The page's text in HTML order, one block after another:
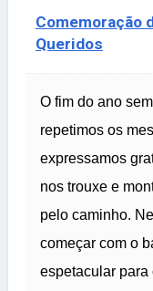
Comemoração
Queridos
O fim do ano
repetimos os
expressamos
nos trouxe e
pelo caminho.
começar com o
espetacular